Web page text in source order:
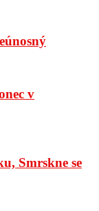
v
Smrskne se